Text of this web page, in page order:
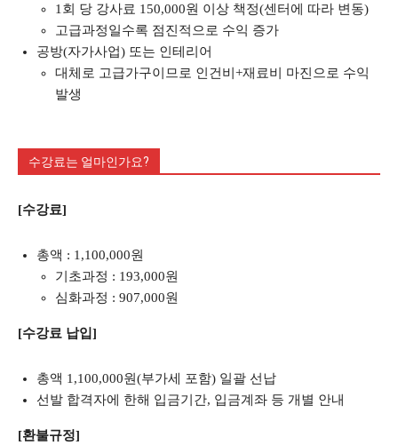
1회 당 강사료 150,000원 이상 책정(센터에 따라 변동)
고급과정일수록 점진적으로 수익 증가
공방(자가사업) 또는 인테리어
대체로 고급가구이므로 인건비+재료비 마진으로 수익
발생
수강료는 얼마인가요?
[수강료]
총액 : 1,100,000원
기초과정 : 193,000원
심화과정 : 907,000원
[수강료 납입]
총액 1,100,000원(부가세 포함) 일괄 선납
선발 합격자에 한해 입금기간, 입금계좌 등 개별 안내
[환불규정]